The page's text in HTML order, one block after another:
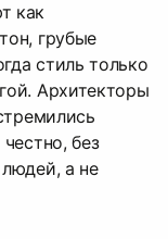
как
грубые
стиль только
Архитекторы
без
а не